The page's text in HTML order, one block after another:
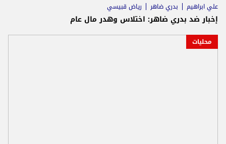
علي ابراهيم بدري ضاهر رياض قبيسي
إخبار ضد بدري ضاهر: اختلاس وهدر مال عام
محليات